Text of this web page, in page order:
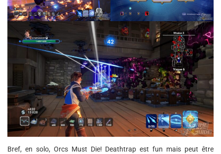
Bref, en solo, Orcs Must Die! Deathtrap est fun mais peut être